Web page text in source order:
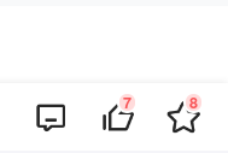
7 8